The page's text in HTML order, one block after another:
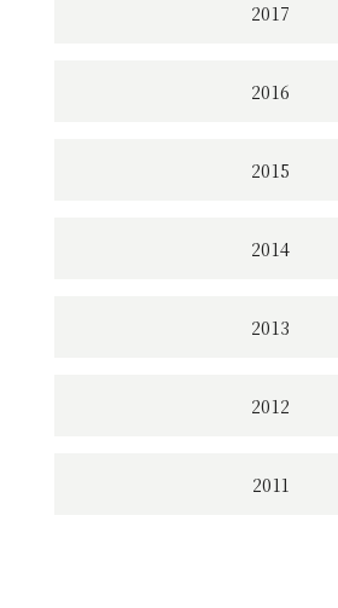
2017
2016
2015
2014
2013
2012
2011